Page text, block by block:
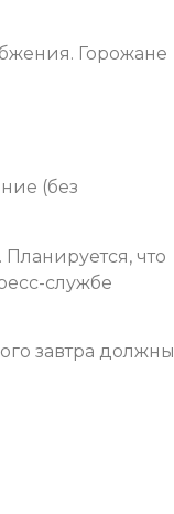
Горожане
(без
что
службе
завтра должны